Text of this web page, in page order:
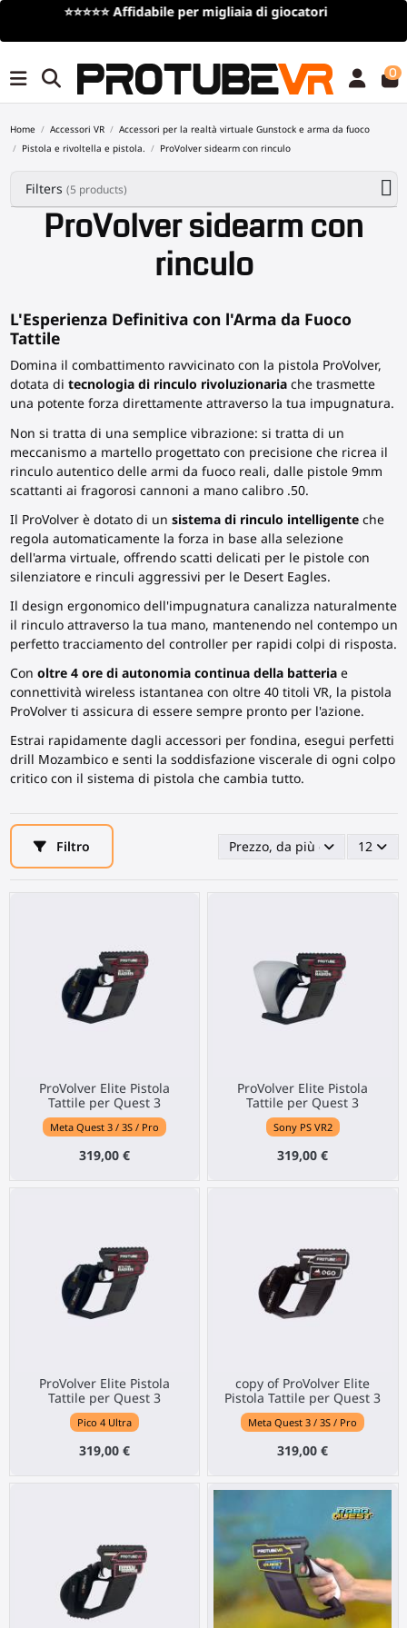
Spedizione gratuitaper ordini superiori a 100€/115$
0
Home Accessori VR
Accessori per la realtà virtuale Gunstock e arma da fuoco
Pistola e rivoltella e pistola.
ProVolver sidearm con rinculo
ProVolver sidearm con
rinculo
L'Esperienza Definitiva con l'Arma da Fuoco
Tattile
Domina il combattimento ravvicinato con la pistola ProVolver,
dotata di tecnologia di rinculo rivoluzionariache trasmette
una potente forza direttamente attraverso la tua impugnatura.
Non si tratta di una semplice vibrazione: si tratta di un
meccanismo a martello progettato con precisione che ricrea il
rinculo autentico delle armi da fuoco reali, dalle pistole 9mm
scattanti ai fragorosi cannoni a mano calibro .50.
Il ProVolver è dotato di un sistema di rinculo intelligenteche
regola automaticamente la forza in base alla selezione
dell'arma virtuale, offrendo scatti delicati per le pistole con
silenziatore e rinculi aggressivi per le Desert Eagles.
Il design ergonomico dell'impugnatura canalizza naturalmente
il rinculo attraverso la tua mano, mantenendo nel contempo un
perfetto tracciamento del controller per rapidi colpi di risposta.
Con oltre 4 ore di autonomia continua della batteriae
connettività wireless istantanea con oltre 40 titoli VR, la pistola
ProVolver ti assicura di essere sempre pronto per l'azione.
Estrai rapidamente dagli accessori per fondina, esegui perfetti
drill Mozambico e senti la soddisfazione viscerale di ogni colpo
critico con il sistema di pistola che cambia tutto.
Filtro Prezzo, da più caro a meno
12
ProVolver Elite Pistola
Tattile per Quest 3
Meta Quest 3 / 3S / Pro
319,00 €
ProVolver Elite Pistola
Tattile per Quest 3
Sony PS VR2
319,00 €
ProVolver Elite Pistola
Tattile per Quest 3
Pico 4 Ultra
319,00 €
copy of ProVolver Elite
Pistola Tattile per Quest 3
Meta Quest 3 / 3S / Pro
319,00 €
Filters (5 products)